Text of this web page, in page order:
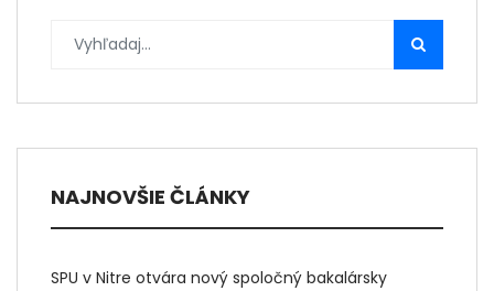
NAJNOVŠIE ČLÁNKY
SPU v Nitre otvára nový spoločný bakalársky